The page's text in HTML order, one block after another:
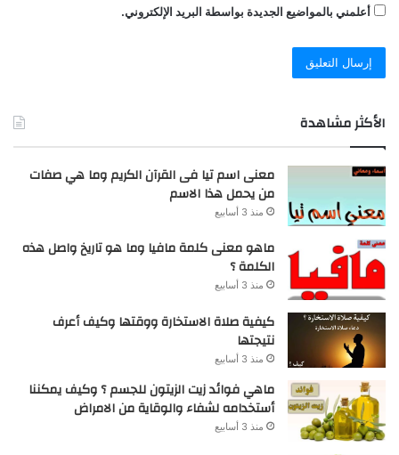
أعلمني بالمواضيع الجديدة بواسطة البريد الإلكتروني.
الأكثر مشاهدة
معنى اسم تيا فى القرآن الكريم وما هي صفات
من يحمل هذا الاسم
منذ 3 أسابيع
ماهو معنى كلمة مافيا وما هو تاريخ واصل هذه
الكلمة ؟
منذ 3 أسابيع
كيفية صلاة الاستخارة ووقتها وكيف أعرف
نتيجتها
منذ 3 أسابيع
ماهي فوائد زيت الزيتون للجسم ؟ وكيف يمكننا
أستخدامه لشفاء والوقاية من الامراض
منذ 3 أسابيع